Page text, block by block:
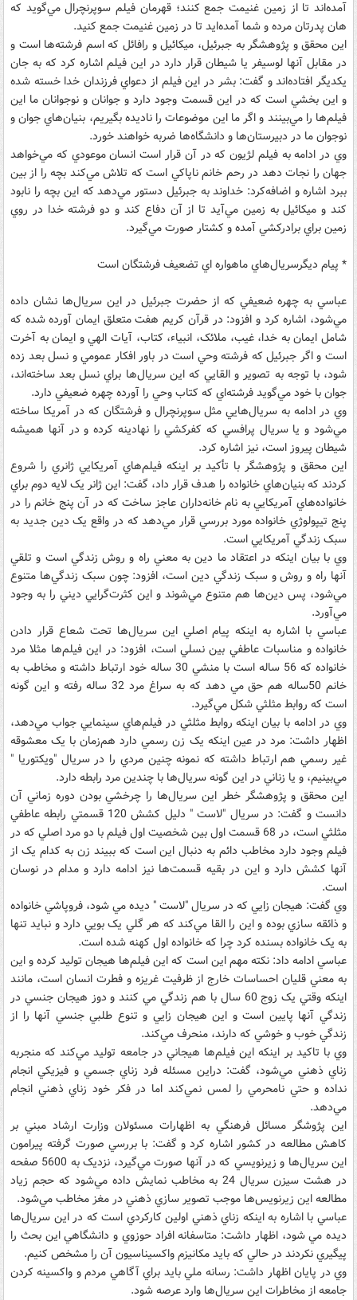
آمده‌اند تا از زمين غنيمت جمع کنند؛ قهرمان فيلم سوپرنچرال مي‌‌گويد که
هان پدرتان مرده و شما آمده‌ايد تا در زمين غنيمت جمع کنيد.
اين محقق و پژوهشگر به جبرئيل، ميکائيل و رافائل که اسم فرشته‌ها است و
در مقابل آنها لوسيفر يا شيطان قرار دارد در اين فيلم اشاره کرد که به جان
يکديگر افتاده‌اند و گفت: بشر در اين فيلم از دعواي فرزندان خدا خسته شده
و اين بخشي است که در اين قسمت وجود دارد و جوانان و نوجوانان ما اين
فيلم‌ها را مي‌بينند و اگر ما اين موضوعات را ناديده بگيريم، بنيان‌هاي جوان و
نوجوان ما در دبيرستان‌ها و دانشگاه‌ها ضربه خواهند خورد.
وي در ادامه به فيلم لژيون که در آن قرار است انسان موعودي که مي‌خواهد
جهان را نجات دهد در رحم خانم ناپاکي است که تلاش مي‌کند بچه را از بين
ببرد اشاره و اضافه‌کرد: خداوند به جبرئيل دستور مي‌دهد که اين بچه‌ را نابود
کند و ميکائيل به زمين مي‌آيد تا از آن دفاع کند و دو فرشته خدا در روي
زمين براي برادرکشي آمده و کشتار صورت مي‌گيرد.
* پيام ديگرسريال‌هاي ماهواره اي تضعيف فرشتگان است
عباسي به چهره‌ ضعيفي که از حضرت جبرئيل در اين سريال‌ها نشان داده
مي‌شود، اشاره کرد و افزود: در قرآن کريم هفت متعلق ايمان آورده شده که
شامل ايمان به خدا، غيب، ملائک، انبياء، کتاب، آيات الهي و ايمان به آخرت
است و اگر جبرئيل که فرشته وحي است در باور افکار عمومي و نسل بعد زده
شود، با توجه به تصوير و القايي که اين سريال‌ها براي نسل بعد ساخته‌اند،
جوان با خود مي‌گويد فرشته‌اي که کتاب وحي را آورده چهره ضعيفي دارد.
وي در ادامه به سريال‌هايي مثل سوپرنچرال و فرشتگان که در آمريکا ساخته
مي‌شود و يا سريال پرافسي که کفرکشي را نهادينه کرده و در آنها هميشه
شيطان پيروز است، نيز اشاره کرد.
اين محقق و پژوهشگر با تأکيد بر اينکه فيلم‌هاي آمريکايي ژانري را شروع
کردند که بنيان‌هاي خانواده را هدف قرار داد، گفت: اين ژانر يک لايه دوم براي
خانواده‌هاي آمريکايي به نام خانه‌داران عاجز ساخت که در آن پنج خانم را در
پنج تيپولوژي خانواده مورد بررسي قرار مي‌دهد که در واقع يک دين جديد به
سبک زندگي آمريکايي است.
وي با بيان اينکه در اعتقاد ما دين به معني راه و روش زندگي است و تلقي
آنها راه و روش و سبک زندگي دين است، افزود: چون سبک زندگي‌ها متنوع
مي‌شود، پس دين‌ها هم متنوع مي‌شوند و اين کثرت‌گرايي ديني را به وجود
مي‌آورد.
عباسي با اشاره به اينکه پيام اصلي اين سريال‌ها تحت شعاع قرار دادن
خانواده و مناسبات عاطفي بين نسلي است، افزود: در اين فيلم‌ها مثلا مرد
خانواده که 56 ساله است با منشي 30 ساله خود ارتباط داشته و مخاطب به
خانم 50ساله هم حق مي دهد که به سراغ مرد 32 ساله رفته و اين گونه
است که روابط مثلثي شکل مي‌گيرد.
وي در ادامه با بيان اينکه روابط مثلثي در فيلم‌هاي سينمايي جواب مي‌دهد،
اظهار داشت: مرد در عين اينکه يک زن رسمي دارد هم‌زمان با يک معشوقه
غير رسمي هم ارتباط داشته که نمونه چنين مردي را در سريال "ويکتوريا "
مي‌بينيم، و يا زناني در اين گونه سريال‌ها با چندين مرد رابطه دارد.
اين محقق و پژوهشگر خطر اين سريال‌ها را چرخشي بودن دوره زماني آن
دانست و گفت: در سريال "لاست " دليل کشش 120 قسمتي رابطه عاطفي
مثلثي است، در 68 قسمت اول بين شخصيت اول فيلم با دو مرد اصلي که در
فيلم وجود دارد مخاطب دائم به دنبال اين است که ببيند زن به کدام يک از
آنها کشش دارد و اين در بقيه قسمت‌ها نيز ادامه دارد و مدام در نوسان
است.
وي گفت: هيجان زايي که در سريال "لاست " ديده مي شود، فروپاشي خانواده
و ذائقه سازي بوده و اين را القا مي‌کند که هر گلي يک بويي دارد و نبايد تنها
به يک خانواده بسنده کرد چرا که خانواده اول کهنه شده است.
عباسي ادامه داد: نکته مهم اين است که اين فيلم‌ها هيجان توليد کرده و اين
به معني قليان احساسات خارج از ظرفيت غريزه و فطرت انسان است، مانند
اينکه وقتي يک زوج 60 سال با هم زندگي مي کنند و دوز هيجان جنسي در
زندگي آنها پايين است و اين هيجان زايي و تنوع طلبي جنسي آنها را از
زندگي خوب و خوشي که دارند، منحرف مي‌کند.
وي با تاکيد بر اينکه اين فيلم‌ها هيجاني در جامعه توليد مي‌کند که منجربه
زناي ذهني مي‌شود، گفت: دراين مسئله فرد زناي جسمي و فيزيکي انجام
نداده و حتي نامحرمي را لمس نمي‌کند اما در فکر خود زناي ذهني انجام
مي‌دهد.
اين پژوشگر مسائل فرهنگي به اظهارات مسئولان وزارت ارشاد مبني بر
کاهش مطالعه در کشور اشاره کرد و گفت: با بررسي صورت گرفته پيرامون
اين سريال‌ها و زيرنويسي که در آنها صورت مي‌گيرد، نزديک به 5600 صفحه
در هشت سيزن سريال 24 به مخاطب نمايش داده مي‌شود که حجم زياد
مطالعه اين زيرنويس‌ها موجب تصوير سازي ذهني در مغز مخاطب مي‌شود.
عباسي با اشاره به اينکه زناي ذهني اولين کارکردي است که در اين سريال‌ها
ديده مي شود، اظهار داشت: متاسفانه افراد حوزوي و دانشگاهي اين بحث را
پيگيري نکردند در حالي که بايد مکانيزم واکسيناسيون آن را مشخص کنيم.
وي در پايان اظهار داشت: رسانه ملي بايد براي آگاهي مردم و واکسينه کردن
جامعه از مخاطرات اين سريال‌ها وارد عرصه شود.